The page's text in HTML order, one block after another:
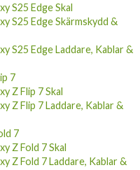
S25 Edge Skal
S25 Edge Skärmskydd &
S25 Edge Laddare, Kablar &
7
Z Flip 7 Skal
Z Flip 7 Laddare, Kablar &
7
Z Fold 7 Skal
Z Fold 7 Laddare, Kablar &